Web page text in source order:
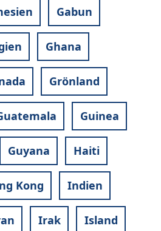
Gabun
Ghana
Grönland
Guinea
Guyana Haiti
Kong Indien
Irak Island